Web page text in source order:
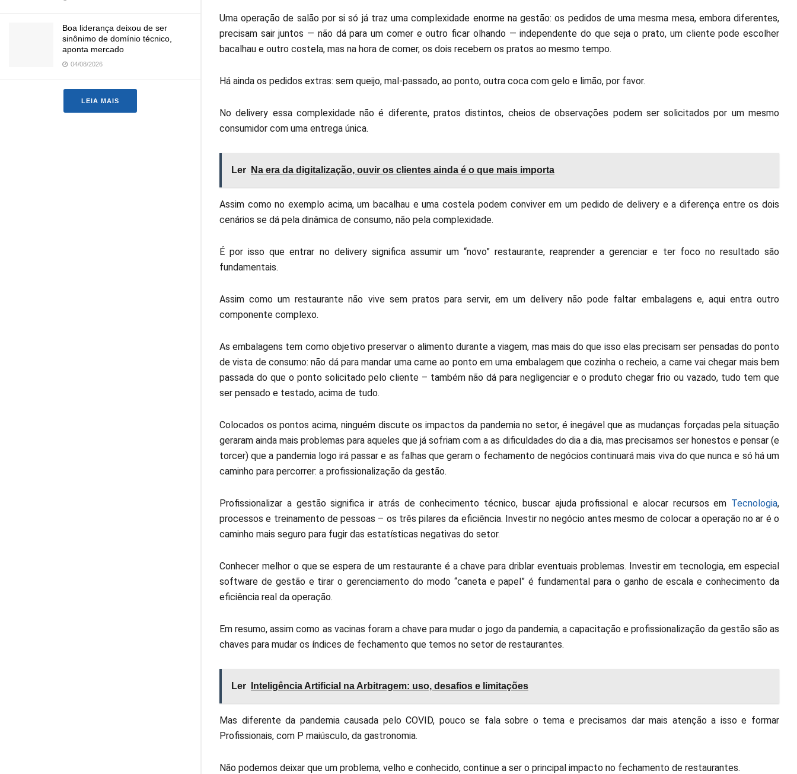
Boa liderança deixou de ser
sinônimo de domínio técnico,
aponta mercado
04/08/2026
LEIA MAIS
Uma operação de salão por si só já traz uma complexidade enorme na gestão: os pedidos de uma mesma mesa, embora diferentes,
precisam sair juntos — não dá para um comer e outro ficar olhando — independente do que seja o prato, um cliente pode escolher
bacalhau e outro costela, mas na hora de comer, os dois recebem os pratos ao mesmo tempo.
Há ainda os pedidos extras: sem queijo, mal-passado, ao ponto, outra coca com gelo e limão, por favor.
No delivery essa complexidade não é diferente, pratos distintos, cheios de observações podem ser solicitados por um mesmo
consumidor com uma entrega única.
Ler Na era da digitalização, ouvir os clientes ainda é o que mais importa
Assim como no exemplo acima, um bacalhau e uma costela podem conviver em um pedido de delivery e a diferença entre os dois
cenários se dá pela dinâmica de consumo, não pela complexidade.
É por isso que entrar no delivery significa assumir um “novo” restaurante, reaprender a gerenciar e ter foco no resultado são
fundamentais.
Assim como um restaurante não vive sem pratos para servir, em um delivery não pode faltar embalagens e, aqui entra outro
componente complexo.
As embalagens tem como objetivo preservar o alimento durante a viagem, mas mais do que isso elas precisam ser pensadas do ponto
de vista de consumo: não dá para mandar uma carne ao ponto em uma embalagem que cozinha o recheio, a carne vai chegar mais bem
passada do que o ponto solicitado pelo cliente – também não dá para negligenciar e o produto chegar frio ou vazado, tudo tem que
ser pensado e testado, acima de tudo.
Colocados os pontos acima, ninguém discute os impactos da pandemia no setor, é inegável que as mudanças forçadas pela situação
geraram ainda mais problemas para aqueles que já sofriam com a as dificuldades do dia a dia, mas precisamos ser honestos e pensar (e
torcer) que a pandemia logo irá passar e as falhas que geram o fechamento de negócios continuará mais viva do que nunca e só há um
caminho para percorrer: a profissionalização da gestão.
Profissionalizar a gestão significa ir atrás de conhecimento técnico, buscar ajuda profissional e alocar recursos em Tecnologia,
processos e treinamento de pessoas – os três pilares da eficiência. Investir no negócio antes mesmo de colocar a operação no ar é o
caminho mais seguro para fugir das estatísticas negativas do setor.
Conhecer melhor o que se espera de um restaurante é a chave para driblar eventuais problemas. Investir em tecnologia, em especial
software de gestão e tirar o gerenciamento do modo “caneta e papel” é fundamental para o ganho de escala e conhecimento da
eficiência real da operação.
Em resumo, assim como as vacinas foram a chave para mudar o jogo da pandemia, a capacitação e profissionalização da gestão são as
chaves para mudar os índices de fechamento que temos no setor de restaurantes.
Ler Inteligência Artificial na Arbitragem: uso, desafios e limitações
Mas diferente da pandemia causada pelo COVID, pouco se fala sobre o tema e precisamos dar mais atenção a isso e formar
Profissionais, com P maiúsculo, da gastronomia.
Não podemos deixar que um problema, velho e conhecido, continue a ser o principal impacto no fechamento de restaurantes.